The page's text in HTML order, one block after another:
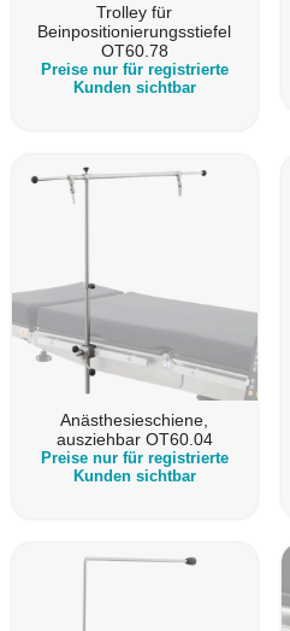
Trolley für
Beinpositionierungsstiefel
OT60.78
Preise nur für registrierte
Kunden sichtbar
Anästhesieschiene,
ausziehbar OT60.04
Preise nur für registrierte
Kunden sichtbar